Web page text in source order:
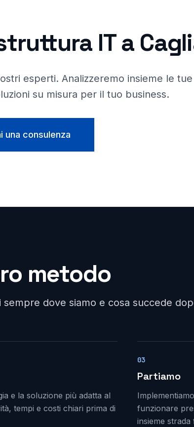
IT a
esperti. Analizzeremo insieme le tue
su misura per il tuo business.
una consulenza
metodo
dove siamo e cosa succede
e la soluzione più adatta al
tempi e costi chiari prima di
03
Partiamo
funzionare
insieme strada